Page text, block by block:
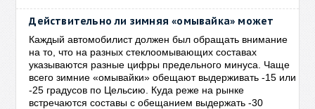
Действительно ли зимняя «омывайка» может
Каждый автомобилист должен был обращать внимание
на то, что на разных стеклоомывающих составах
указываются разные цифры предельного минуса. Чаще
всего зимние «омывайки» обещают выдерживать -15 или
-25 градусов по Цельсию. Куда реже на рынке
встречаются составы с обещанием выдержать -30